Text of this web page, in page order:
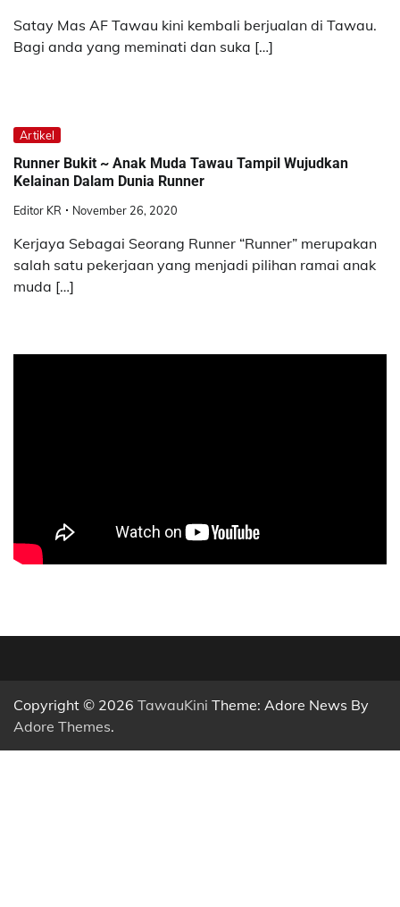
Satay Mas AF Tawau kini kembali berjualan di Tawau.
Bagi anda yang meminati dan suka […]
Artikel
Runner Bukit ~ Anak Muda Tawau Tampil Wujudkan
Kelainan Dalam Dunia Runner
Editor KR November 26, 2020
Kerjaya Sebagai Seorang Runner “Runner” merupakan
salah satu pekerjaan yang menjadi pilihan ramai anak
muda […]
Copyright © 2026 TawauKini Theme: Adore News By
Adore Themes.